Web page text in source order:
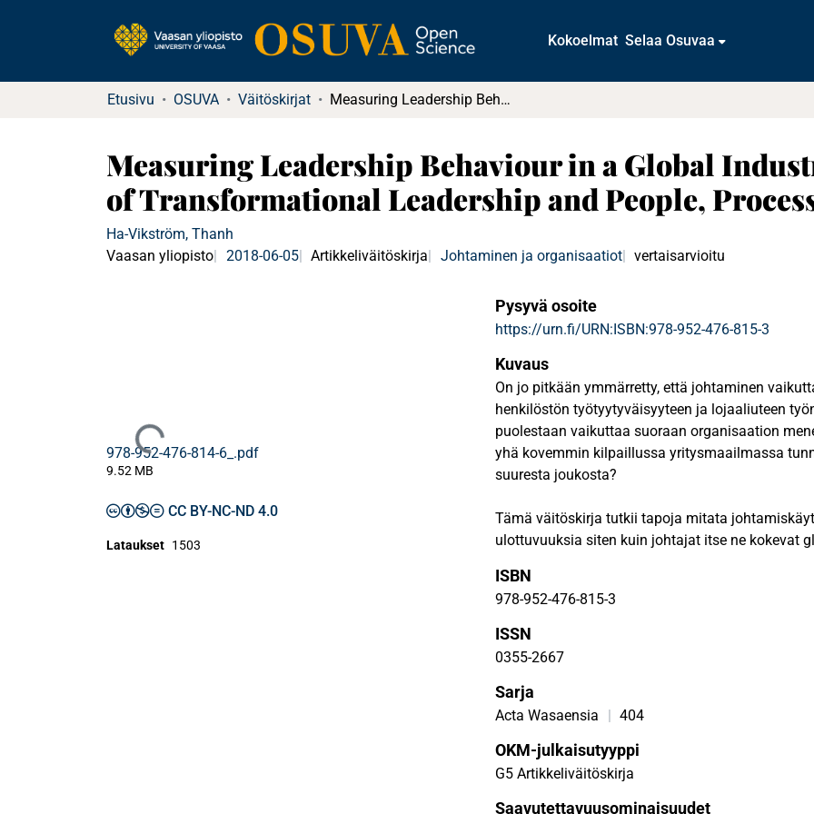
Kokoelmat Selaa Osuvaa
Etusivu OSUVA Väitöskirjat Measuring Leadership Behaviour in a Global Industry : Sand Cone Model of Transformational Leadership and People, Process and Goal Model
Measuring Leadership Behaviour in a Global
of Transformational Leadership and People,
Ha-Vikström, Thanh
Vaasan yliopisto
2018-06-05 Artikkeliväitöskirja Johtaminen ja organisaatiot vertaisarvioitu
Ladataan...
978-952-476-814-6_.pdf
9.52 MB
CC BY-NC-ND 4.0
Lataukset 1503
Pysyvä osoite
https://urn.fi/URN:ISBN:978-952-476-815-3
Kuvaus
On jo pitkään ymmärretty, että johtaminen
henkilöstön työtyytyväisyyteen ja lojaaliuteen
puolestaan vaikuttaa suoraan organisaation
yhä kovemmin kilpaillussa yritysmaailmassa
suuresta joukosta?
Tämä väitöskirja tutkii tapoja mitata
ulottuvuuksia siten kuin johtajat itse ne kokevat
joissa laadullisia, määrällisiä ja
menetelmiä on käytetty tutkimusongelmien
Väitöskirjassa esitetään kaksi
Kyseessä ovat muuntavan johtajuuden Sand
Process and Goal -malli (PPG). Ensimmäinen
kun taas jälkimmäinen malli tunnistaa
auttaa kehittämään johtajien vahvuuksia ja
vähemmän kehittyneitä kyvykkyyksiä.
ISBN
978-952-476-815-3
ISSN
0355-2667
Sarja
Acta Wasaensia | 404
OKM-julkaisutyyppi
G5 Artikkeliväitöskirja
Saavutettavuusominaisuudet